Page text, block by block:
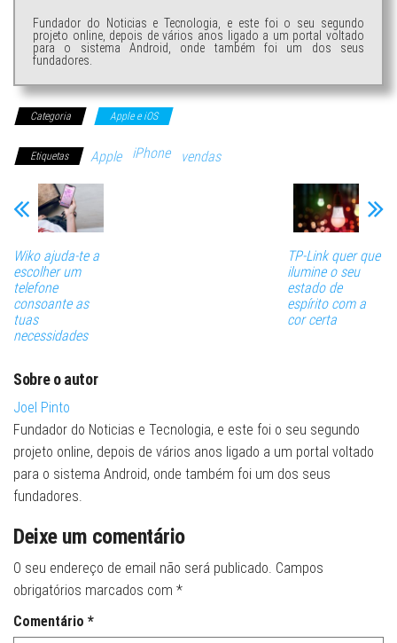
Fundador do Noticias e Tecnologia, e este foi o seu segundo
projeto online, depois de vários anos ligado a um portal voltado
para o sistema Android, onde também foi um dos seus
fundadores.
Categoria Apple e iOS
Etiquetas Apple iPhone vendas
Wiko ajuda-te a
escolher um
telefone
consoante as
tuas
necessidades
TP-Link quer que
ilumine o seu
estado de
espírito com a
cor certa
Sobre o autor
Joel Pinto
Fundador do Noticias e Tecnologia, e este foi o seu segundo
projeto online, depois de vários anos ligado a um portal voltado
para o sistema Android, onde também foi um dos seus
fundadores.
Deixe um comentário
O seu endereço de email não será publicado. Campos
obrigatórios marcados com *
Comentário *